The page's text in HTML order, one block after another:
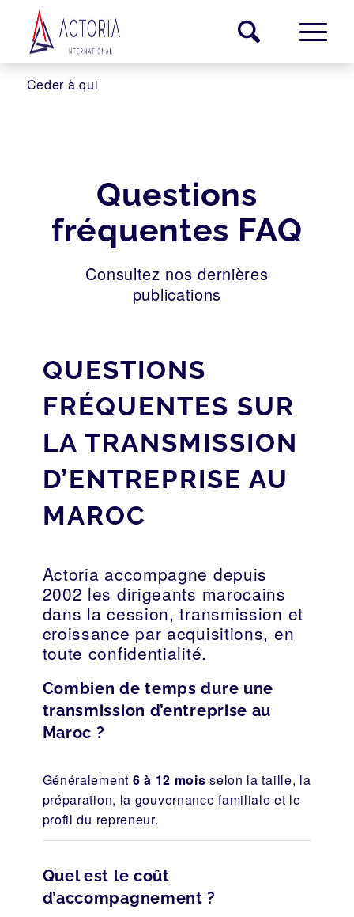
Ceder à qui
Questions
fréquentes FAQ
Consultez nos dernières
publications
QUESTIONS
FRÉQUENTES SUR
LA TRANSMISSION
D’ENTREPRISE AU
MAROC
Actoria accompagne depuis
2002 les dirigeants marocains
dans la cession, transmission et
croissance par acquisitions, en
toute confidentialité.
Combien de temps dure une
transmission d’entreprise au
Maroc ?
Généralement 6 à 12 mois selon la taille, la
préparation, la gouvernance familiale et le
profil du repreneur.
Quel est le coût
d’accompagnement ?